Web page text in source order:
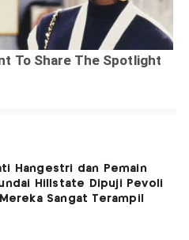
Hangestri dan Pemain
Hillstate Dipuji Pevoli
Sangat Terampil